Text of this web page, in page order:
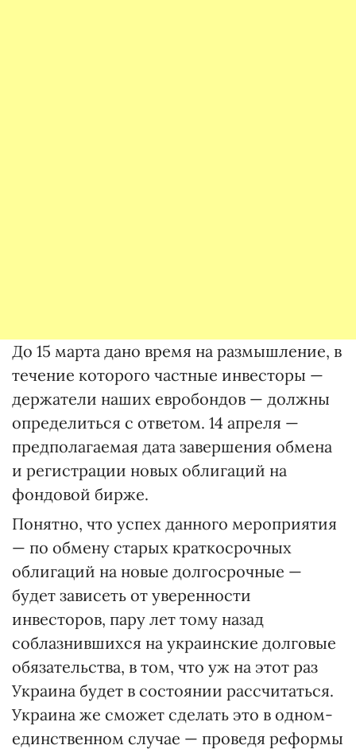
До 15 марта дано время на размышление, в
течение которого частные инвесторы —
держатели наших евробондов — должны
определиться с ответом. 14 апреля —
предполагаемая дата завершения обмена
и регистрации новых облигаций на
фондовой бирже.
Понятно, что успех данного мероприятия
— по обмену старых краткосрочных
облигаций на новые долгосрочные —
будет зависеть от уверенности
инвесторов, пару лет тому назад
соблазнившихся на украинские долговые
обязательства, в том, что уж на этот раз
Украина будет в состоянии рассчитаться.
Украина же сможет сделать это в одном-
единственном случае — проведя реформы